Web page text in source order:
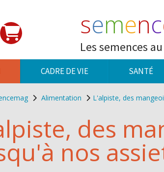
Alimentation L'alpiste, des
des
nos
semenc
Les semences
CADRE DE VIE SANTÉ